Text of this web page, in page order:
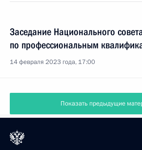
Заседание Национального
по профессиональным
14 февраля 2023 года, 17:00
Показать предыдущие